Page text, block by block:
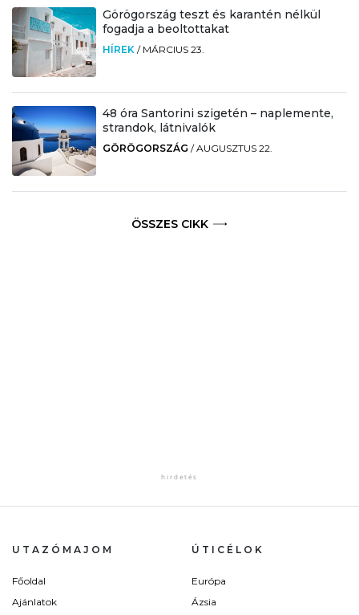
Görögország teszt és karantén nélkül
fogadja a beoltottakat
HÍREK / MÁRCIUS 23.
48 óra Santorini szigetén – naplemente,
strandok, látnivalók
GÖRÖGORSZÁG /AUGUSZTUS 22.
ÖSSZES CIKK
UTAZÓMAJOM
Főoldal
Ajánlatok
ÚTICÉLOK
Európa
Ázsia